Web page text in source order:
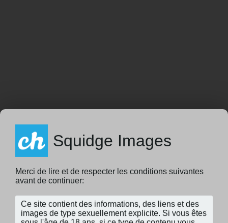
Squidge Images
Merci de lire et de respecter les conditions suivantes
avant de continuer: